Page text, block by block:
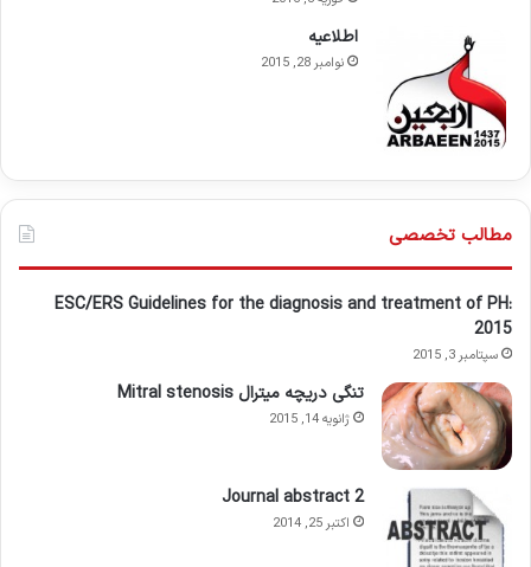
اطلاعيه
نوامبر 28, 2015
مطالب تخصصی
ESC/ERS Guidelines for the diagnosis and treatment of PH:
2015
سپتامبر 3, 2015
تنگی دریچه میترال Mitral stenosis
ژانویه 14, 2015
Journal abstract 2
اکتبر 25, 2014